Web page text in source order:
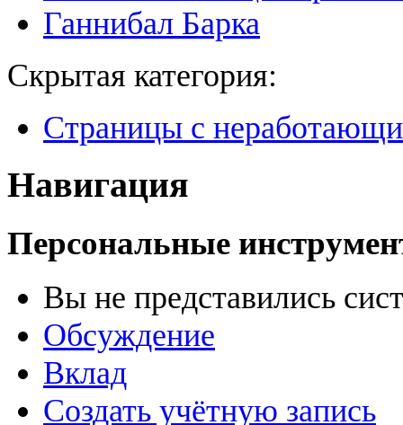
Ганнибал Барка
Скрытая категория:
Страницы с
Навигация
Персональные
Вы не представились
Обсуждение
Вклад
Создать учётную запись